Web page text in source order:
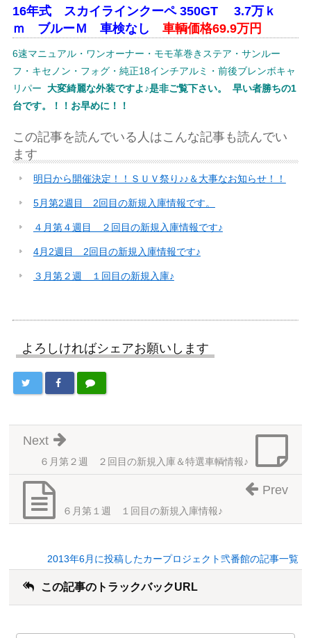
16年式 スカイラインクーペ 350GT 3.7万ｋ
ｍ ブルーＭ 車検なし 車輌価格69.9万円
6速マニュアル・ワンオーナー・モモ革巻きステア・サンルー
フ・キセノン・フォグ・純正18インチアルミ・前後ブレンボキャ
リパー 大変綺麗な外装ですよ♪是非ご覧下さい。
早い者勝ちの1
台です。！！お早めに！！
この記事を読んでいる人はこんな記事も読んでい
ます
明日から開催決定！！ＳＵＶ祭り♪♪＆大事なお知らせ！！
5月第2週目 2回目の新規入庫情報です。
４月第４週目 ２回目の新規入庫情報です♪
4月2週目 2回目の新規入庫情報です♪
３月第２週 １回目の新規入庫♪
よろしければシェアお願いします
６月第２週 ２回目の新規入庫＆特選車輌情報♪
Next
６月第１週 １回目の新規入庫情報♪
Prev
2013年6月に投稿したカープロジェクト弐番館の記事一覧
この記事のトラックバックURL